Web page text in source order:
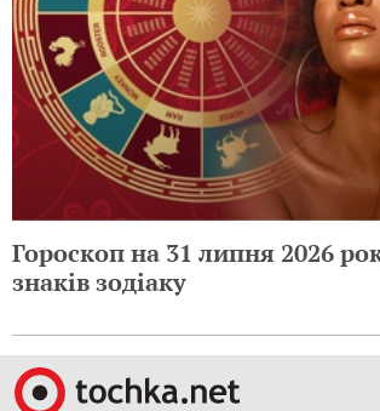
Гороскоп на 31 липня 2026
знаків зодіаку